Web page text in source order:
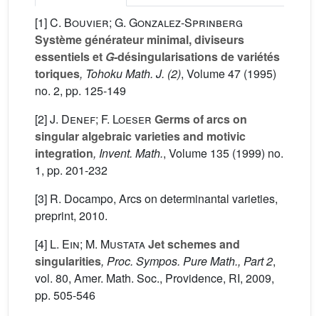
[1]C. Bouvier; G. Gonzalez-Sprinberg
Système générateur minimal, diviseurs
essentiels et G-désingularisations de variétés
toriques, Tohoku Math. J. (2), Volume 47 (1995)
no. 2, pp. 125-149
[2]J. Denef; F. Loeser Germs of arcs on
singular algebraic varieties and motivic
integration, Invent. Math., Volume 135 (1999) no.
1, pp. 201-232
[3] R. Docampo, Arcs on determinantal varieties,
preprint, 2010.
[4] L. Ein; M. MustataJet schemes and
singularities, Proc. Sympos. Pure Math., Part 2,
vol. 80, Amer. Math. Soc., Providence, RI, 2009,
pp. 505-546